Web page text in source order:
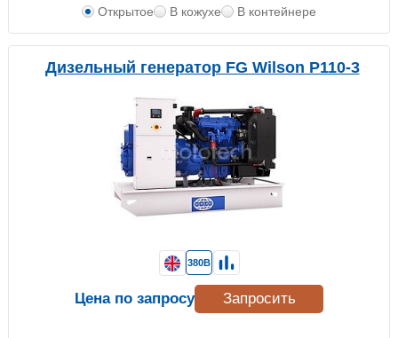
Открытое В кожухе В контейнере
Дизельный генератор FG Wilson P110-3
380В
Цена по запросу Запросить